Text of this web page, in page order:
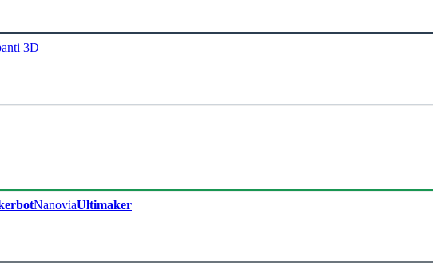
3D
NanoviaUltimaker​